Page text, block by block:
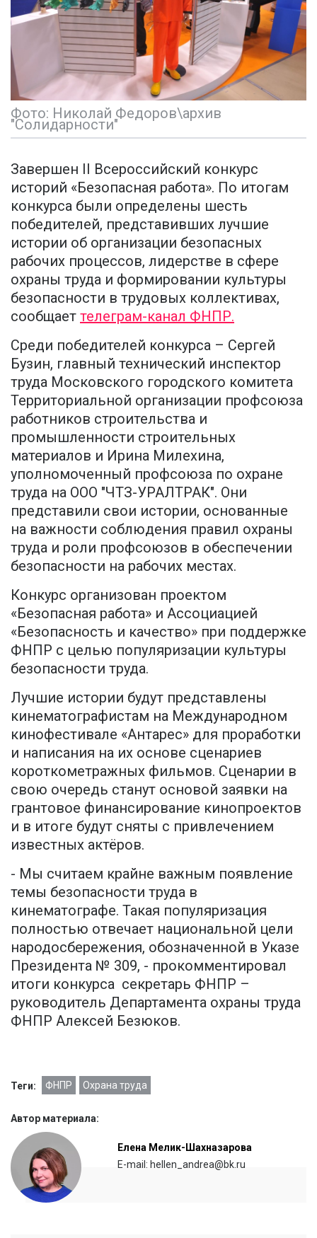
Фото: Николай Федоров\архив
"Солидарности"
Завершен II Всероссийский конкурс
историй «Безопасная работа». По итогам
конкурса были определены шесть
победителей, представивших лучшие
истории об организации безопасных
рабочих процессов, лидерстве в сфере
охраны труда и формировании культуры
безопасности в трудовых коллективах,
сообщает телеграм-канал ФНПР.
Среди победителей конкурса – Сергей
Бузин, главный технический инспектор
труда Московского городского комитета
Территориальной организации профсоюза
работников строительства и
промышленности строительных
материалов и Ирина Милехина,
уполномоченный профсоюза по охране
труда на ООО "ЧТЗ-УРАЛТРАК". Они
представили свои истории, основанные
на важности соблюдения правил охраны
труда и роли профсоюзов в обеспечении
безопасности на рабочих местах.
Конкурс организован проектом
«Безопасная работа» и Ассоциацией
«Безопасность и качество» при поддержке
ФНПР с целью популяризации культуры
безопасности труда.
Лучшие истории будут представлены
кинематографистам на Международном
кинофестивале «Антарес» для проработки
и написания на их основе сценариев
короткометражных фильмов. Сценарии в
свою очередь станут основой заявки на
грантовое финансирование кинопроектов
и в итоге будут сняты с привлечением
известных актёров.
- Мы считаем крайне важным появление
темы безопасности труда в
кинематографе. Такая популяризация
полностью отвечает национальной цели
народосбережения, обозначенной в Указе
Президента № 309, - прокомментировал
итоги конкурса секретарь ФНПР –
руководитель Департамента охраны труда
ФНПР Алексей Безюков.
Теги: ФНПР Охрана труда
Автор материала:
Елена Мелик-Шахназарова
E-mail: hellen_andrea@bk.ru